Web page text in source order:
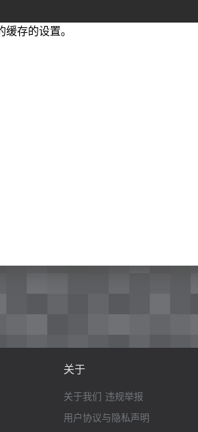
存的设置。
关于
关于我们 违规举报
用户协议与隐私声明